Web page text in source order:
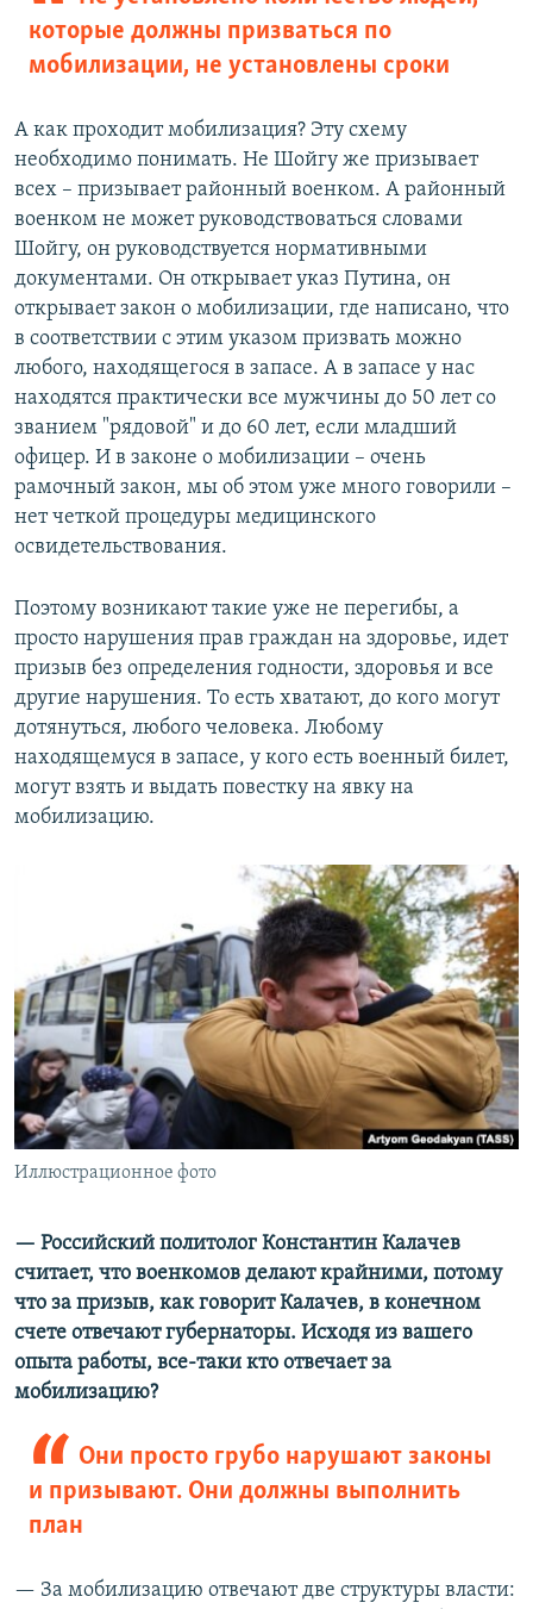
которые должны призваться по
мобилизации, не установлены сроки
А как проходит мобилизация? Эту схему
необходимо понимать. Не Шойгу же призывает
всех – призывает районный военком. А районный
военком не может руководствоваться словами
Шойгу, он руководствуется нормативными
документами. Он открывает указ Путина, он
открывает закон о мобилизации, где написано, что
в соответствии с этим указом призвать можно
любого, находящегося в запасе. А в запасе у нас
находятся практически все мужчины до 50 лет со
званием "рядовой" и до 60 лет, если младший
офицер. И в законе о мобилизации – очень
рамочный закон, мы об этом уже много говорили –
нет четкой процедуры медицинского
освидетельствования.
Поэтому возникают такие уже не перегибы, а
просто нарушения прав граждан на здоровье, идет
призыв без определения годности, здоровья и все
другие нарушения. То есть хватают, до кого могут
дотянуться, любого человека. Любому
находящемуся в запасе, у кого есть военный билет,
могут взять и выдать повестку на явку на
мобилизацию.
Иллюстрационное фото
— Российский политолог Константин Калачев
считает, что военкомов делают крайними, потому
что за призыв, как говорит Калачев, в конечном
счете отвечают губернаторы. Исходя из вашего
опыта работы, все-таки кто отвечает за
мобилизацию?
Они просто грубо нарушают законы
и призывают. Они должны выполнить
план
— За мобилизацию отвечают две структуры власти: